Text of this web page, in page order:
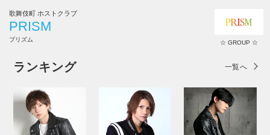
歌舞伎町 ホストクラブ
PRISM
プリズム ☆ GROUP ☆
ランキング 一覧へ